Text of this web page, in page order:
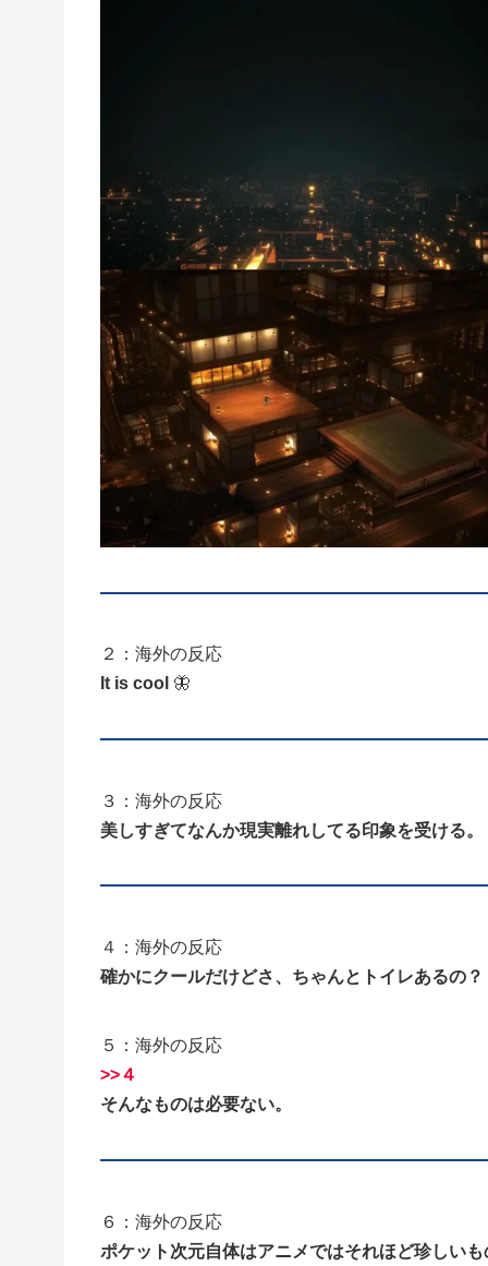
２：海外の反応
It is cool 🦋
３：海外の反応
美しすぎてなんか現実離れしてる印象を受ける。
４：海外の反応
確かにクールだけどさ、ちゃんとトイレあるの？
５：海外の反応
>>４
そんなものは必要ない。
６：海外の反応
ポケット次元自体はアニメではそれほど珍しい